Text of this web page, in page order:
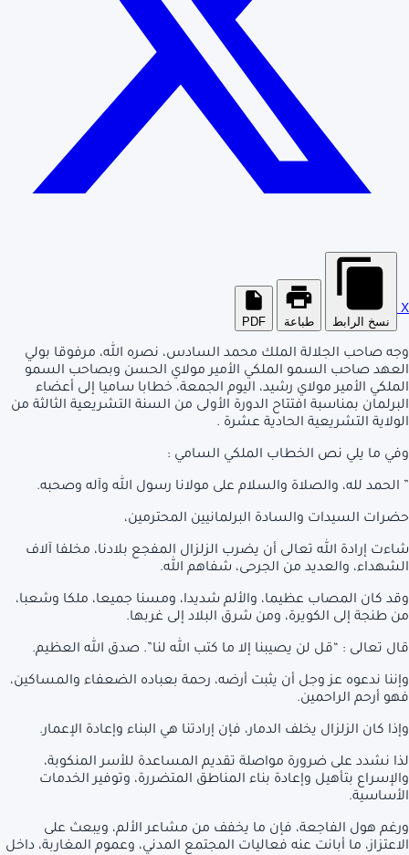
X
نسخ الرابط طباعة PDF
وجه صاحب الجلالة الملك محمد السادس، نصره الله، مرفوقا بولي
العهد صاحب السمو الملكي الأمير مولاي الحسن وبصاحب السمو
الملكي الأمير مولاي رشيد، اليوم الجمعة، خطابا ساميا إلى أعضاء
البرلمان بمناسبة افتتاح الدورة الأولى من السنة التشريعية الثالثة من
الولاية التشريعية الحادية عشرة .
وفي ما يلي نص الخطاب الملكي السامي :
” الحمد لله، والصلاة والسلام على مولانا رسول الله وآله وصحبه.
حضرات السيدات والسادة البرلمانيين المحترمين،
شاءت إرادة الله تعالى أن يضرب الزلزال المفجع بلادنا، مخلفا آلاف
الشهداء، والعديد من الجرحى، شفاهم الله.
وقد كان المصاب عظيما، والألم شديدا، ومسنا جميعا، ملكا وشعبا،
من طنجة إلى الكويرة، ومن شرق البلاد إلى غربها.
قال تعالى : “قل لن يصيبنا إلا ما كتب الله لنا”. صدق الله العظيم.
وإننا ندعوه عز وجل أن يثبت أرضه، رحمة بعباده الضعفاء والمساكين،
فهو أرحم الراحمين.
وإذا كان الزلزال يخلف الدمار، فإن إرادتنا هي البناء وإعادة الإعمار.
لذا نشدد على ضرورة مواصلة تقديم المساعدة للأسر المنكوبة،
والإسراع بتأهيل وإعادة بناء المناطق المتضررة، وتوفير الخدمات
الأساسية.
ورغم هول الفاجعة، فإن ما يخفف من مشاعر الألم، ويبعث على
الاعتزاز، ما أبانت عنه فعاليات المجتمع المدني، وعموم المغاربة، داخل